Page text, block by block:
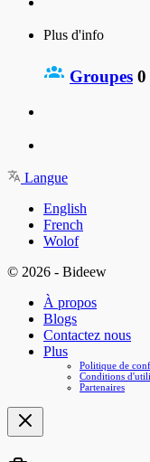
Plus d'info
Groupes 0
Langue
English
French
Wolof
© 2026 - Bideew
À propos
Blogs
Contactez nous
Plus
Politique de
Conditions
Partenaires